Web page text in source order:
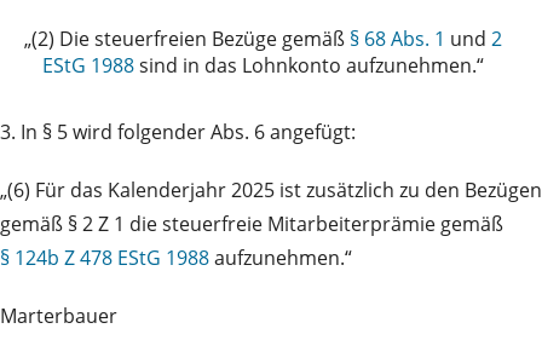
„(2) Die steuerfreien Bezüge gemäß § 68 Abs. 1 und 2
EStG 1988sind in das Lohnkonto aufzunehmen.“
3. In § 5 wird folgender Abs. 6 angefügt:
„(6) Für das Kalenderjahr 2025 ist zusätzlich zu den Bezügen
gemäß § 2 Z 1 die steuerfreie Mitarbeiterprämie gemäß
§ 124b Z 478 EStG 1988aufzunehmen.“
Marterbauer